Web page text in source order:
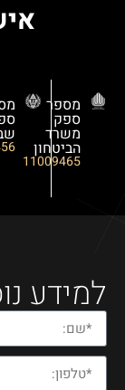
מספר
ספק
משרד
הביטחון
11009465
מספר
ספק
שב"ס